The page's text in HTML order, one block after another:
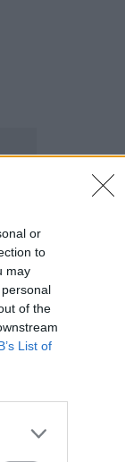
or
to
may
of the
List of